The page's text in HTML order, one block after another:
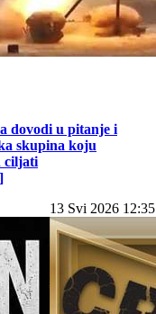
dovodi u pitanje i
skupina koju
ciljati
13 Svi 2026 12:35